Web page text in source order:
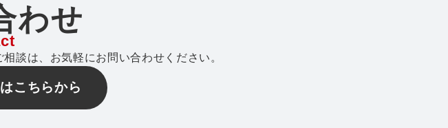
わせ
談は、お気軽にお問い合わせください。
こちらから